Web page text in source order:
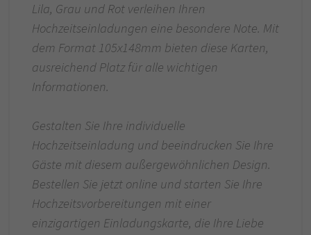
Lila, Grau und Rot verleihen Ihren
Hochzeitseinladungen eine besondere Note. Mit
dem Format 105x148mm bieten diese Karten,
ausreichend Platz für alle wichtigen
Informationen.
Gestalten Sie Ihre individuelle
Hochzeitseinladung und beeindrucken Sie Ihre
Gäste mit diesem außergewöhnlichen Design.
Bestellen Sie jetzt online und starten Sie Ihre
Hochzeitsvorbereitungen mit einer
einzigartigen Einladungskarte, die Ihre Liebe